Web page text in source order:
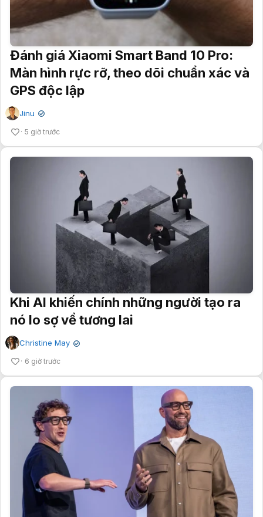
Đánh giá Xiaomi Smart Band 10 Pro:
Màn hình rực rỡ, theo dõi chuẩn xác và
GPS độc lập
Jinu ✔
5 giờ trước
Khi AI khiến chính những người tạo ra
nó lo sợ về tương lai
Christine May ✔
6 giờ trước